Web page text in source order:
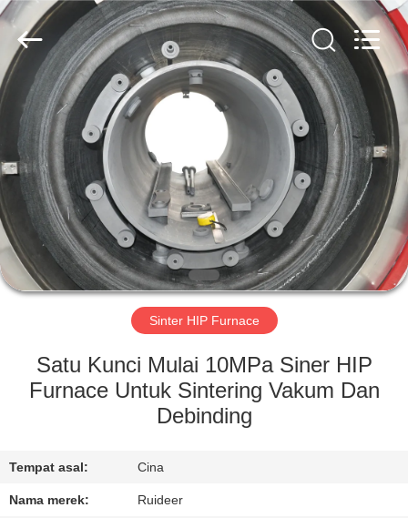
RUMAH
PRODUK
TENTANG
KAMI
TUR
KONTROL
HUBUNGI
KAMI
Ruideer
Metallurgy
Equipment
Manufacturing
Co.,Ltd.
All
Rights
Reserved.
Sinter HIP Furnace
Satu Kunci Mulai 10MPa Siner HIP
Furnace Untuk Sintering Vakum Dan
Debinding
Tempat asal: Cina
Nama merek: Ruideer